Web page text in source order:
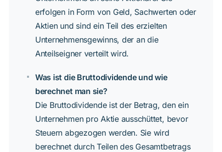
erfolgen in Form von Geld, Sachwerten oder
Aktien und sind ein Teil des erzielten
Unternehmensgewinns, der an die
Anteilseigner verteilt wird.
Was ist die Bruttodividende und wie
berechnet man sie?
Die Bruttodividende ist der Betrag, den ein
Unternehmen pro Aktie ausschüttet, bevor
Steuern abgezogen werden. Sie wird
berechnet durch Teilen des Gesamtbetrags